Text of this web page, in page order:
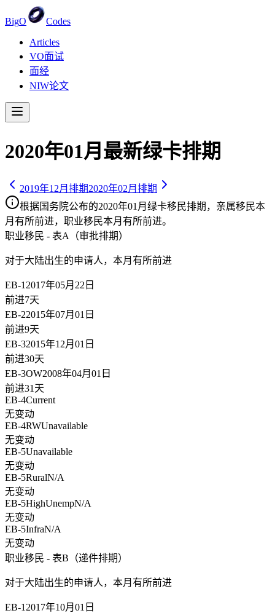
BigO
Codes
Articles
VO面试
面经
NIW论文
2020年01月最新绿卡排期
2019年12月排期2020年02月排期
根据国务院公布的2020年01 月绿卡移民排期，亲属移民本
月有所前进，职业移民本月有所前进。
职业移民 - 表A（审批排期）
对于大陆出生的申请人， 本月有所前进
EB-1 2017年05月22日
前进7天
EB-22015年07月01日
前进9天
EB-32015年12月01日
前进30天
EB-3OW2008年04月01日
前进31天
EB-4Current
无变动
EB-4RWUnavailable
无变动
EB-5Unavailable
无变动
EB-5RuralN/A
无变动
EB-5HighUnempN/A
无变动
EB-5InfraN/A
无变动
职业移民 - 表B（递件排期）
对于大陆出生的申请人， 本月有所前进
EB-1 2017年10月01日